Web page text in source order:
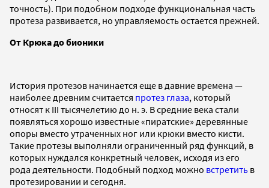
точность). При подобном подходе функциональная часть
протеза развивается, но управляемость остается прежней.
От Крюка до бионики
История протезов начинается еще в давние времена —
наиболее древним считается протез глаза, который
относят к III тысячелетию до н. э. В средние века стали
появляться хорошо известные «пиратские» деревянные
опоры вместо утраченных ног или крюки вместо кисти.
Такие протезы выполняли ограниченный ряд функций, в
которых нуждался конкретный человек, исходя из его
рода деятельности. Подобный подход можно встретить в
протезировании и сегодня.